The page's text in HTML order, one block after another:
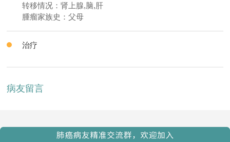
转移情况：肾上腺,脑,肝
腫瘤家族史：父母
治疗
病友留言